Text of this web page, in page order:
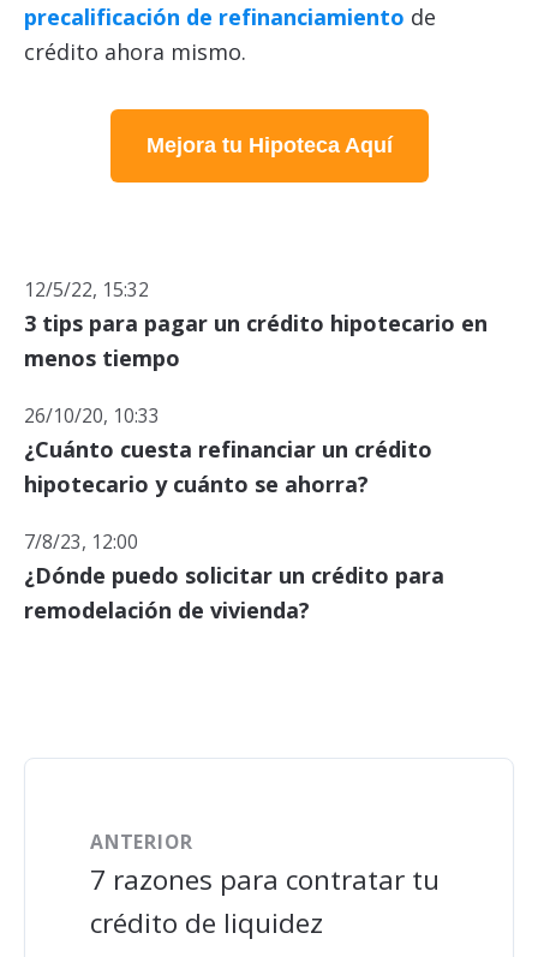
precalificación de refinanciamiento de
crédito ahora mismo.
Mejora tu Hipoteca Aquí
12/5/22, 15:32
3 tips para pagar un crédito hipotecario en
menos tiempo
26/10/20, 10:33
¿Cuánto cuesta refinanciar un crédito
hipotecario y cuánto se ahorra?
7/8/23, 12:00
¿Dónde puedo solicitar un crédito para
remodelación de vivienda?
ANTERIOR
7 razones para contratar tu
crédito de liquidez